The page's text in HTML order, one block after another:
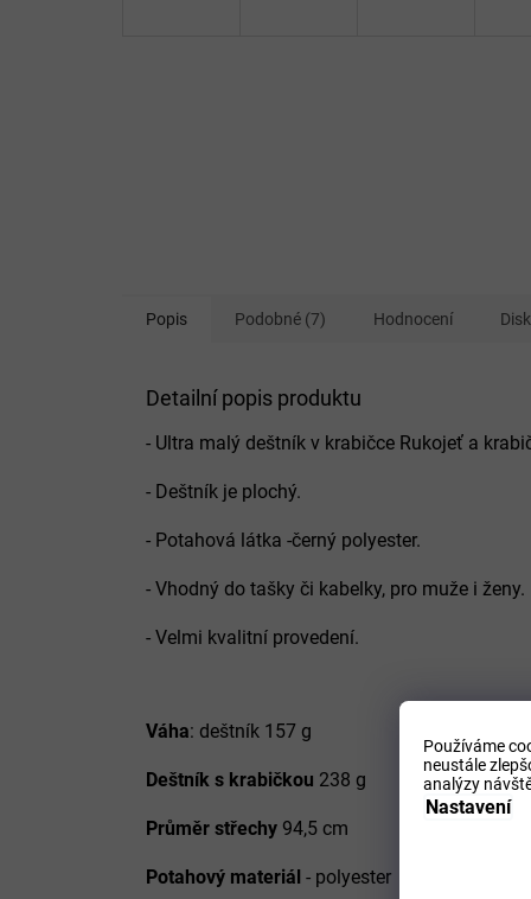
Používáme
neustále
analýzy
Nastavení
Popis Podobné (7) Hodnocení
Detailní popis produktu
- Ultra malý deštník v krabičce Rukojeť a
- Deštník je plochý.
- Potahová látka -černý polyester.
- Vhodný do tašky či kabelky, pro muže i ženy.
- Velmi kvalitní provedení.
Váha: deštník 157 g
Deštník s krabičkou 238 g
Průměr střechy 94,5 cm
Potahový materiál - polyester